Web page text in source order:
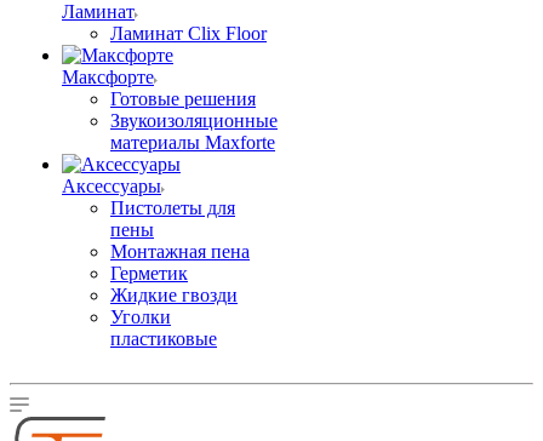
Ламинат
Ламинат Clix Floor
Максфорте
Готовые решения
Звукоизоляционные
материалы Maxforte
Аксессуары
Пистолеты для
пены
Монтажная пена
Герметик
Жидкие гвозди
Уголки
пластиковые